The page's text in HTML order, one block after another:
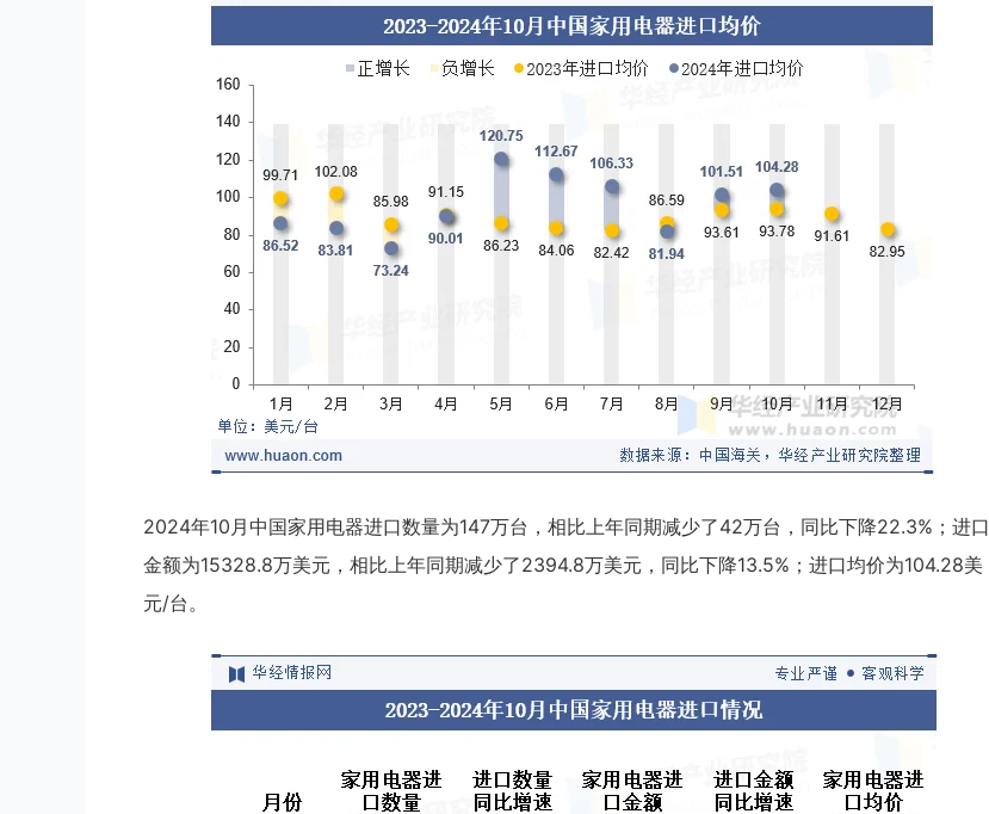
2024年10月中国家用电器进口数量为147万台，相比上年同期减少了42万台，同比下降22.3%；进口
金额为15328.8万美元，相比上年同期减少了2394.8万美元，同比下降13.5%；进口均价为104.28美
元/台。